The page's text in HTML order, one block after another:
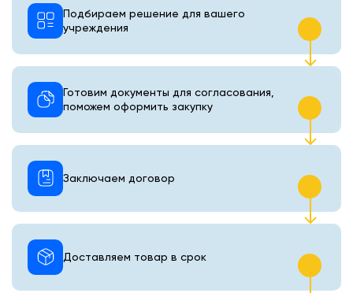
Подбираем решение для вашего
учреждения
Готовим документы для согласования,
поможем оформить закупку
Доставляем товар в срок
Заключаем договор